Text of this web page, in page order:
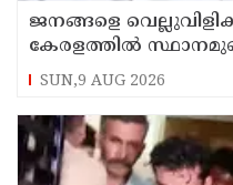
ജനങ്ങളെ
കേരളത്തില്‍
ചെന്നിത്തല
SUN,9 AUG 2026